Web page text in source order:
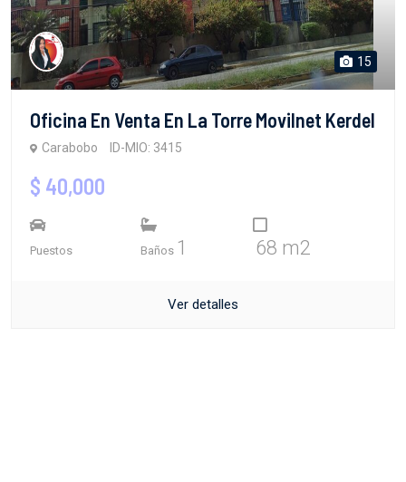
15
Oficina En Venta En La Torre Movilnet Kerdel
Carabobo ID-MIO: 3415
$ 40,000
Puestos Baños 1 68 m2
Ver detalles